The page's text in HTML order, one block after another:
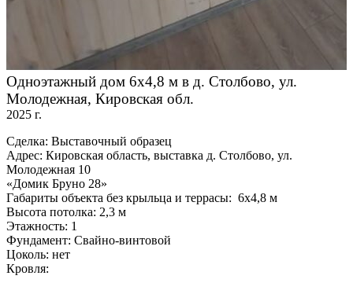
Одноэтажный дом 6х4,8 м в д. Столбово, ул.
Молодежная, Кировская обл.
2025 г.
Сделка: Выставочный образец
Адрес: Кировская область, выставка д. Столбово, ул.
Молодежная 10
«Домик Бруно 28»
Габариты объекта без крыльца и террасы: 6х4,8 м
Высота потолка: 2,3 м
Этажность: 1
Фундамент: Свайно-винтовой
Цоколь: нет
Кровля: